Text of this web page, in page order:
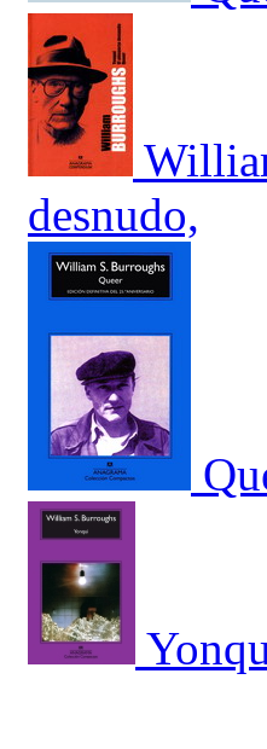
desnudo,